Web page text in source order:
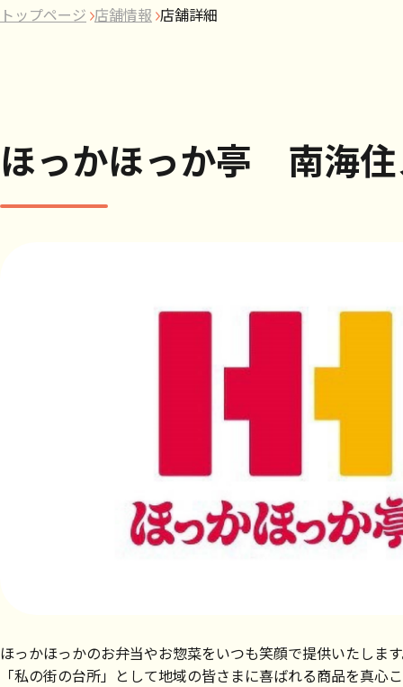
トップページ 店舗情報 店舗詳細
ほっかほっか亭 南海住
ほっかほっかのお弁当やお惣菜をいつも笑顔で提供いたしま
「私の街の台所」として地域の皆さまに喜ばれる商品を真心